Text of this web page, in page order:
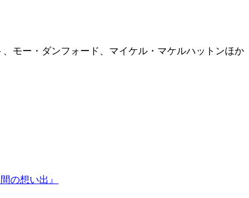
モー・ダンフォード、マイケル・マケルハットンほか
の想い出』